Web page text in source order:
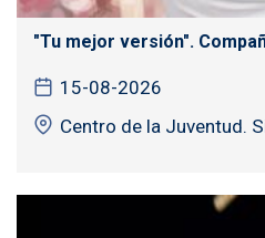
"Tu mejor versión".
15-08-2026
Centro de la Juventud.